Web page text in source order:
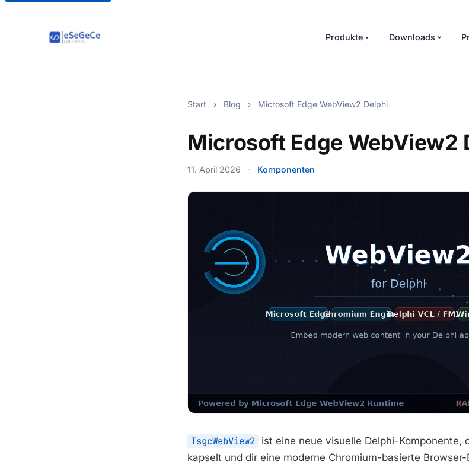
Produkte Downloads
Start › Blog › Microsoft Edge WebView2 Delphi
Microsoft Edge WebView2
11. April 2026 · Komponenten
TsgcWebView2 ist eine neue visuelle Delphi-Komponente,
kapselt und dir eine moderne Chromium-basierte Browser-